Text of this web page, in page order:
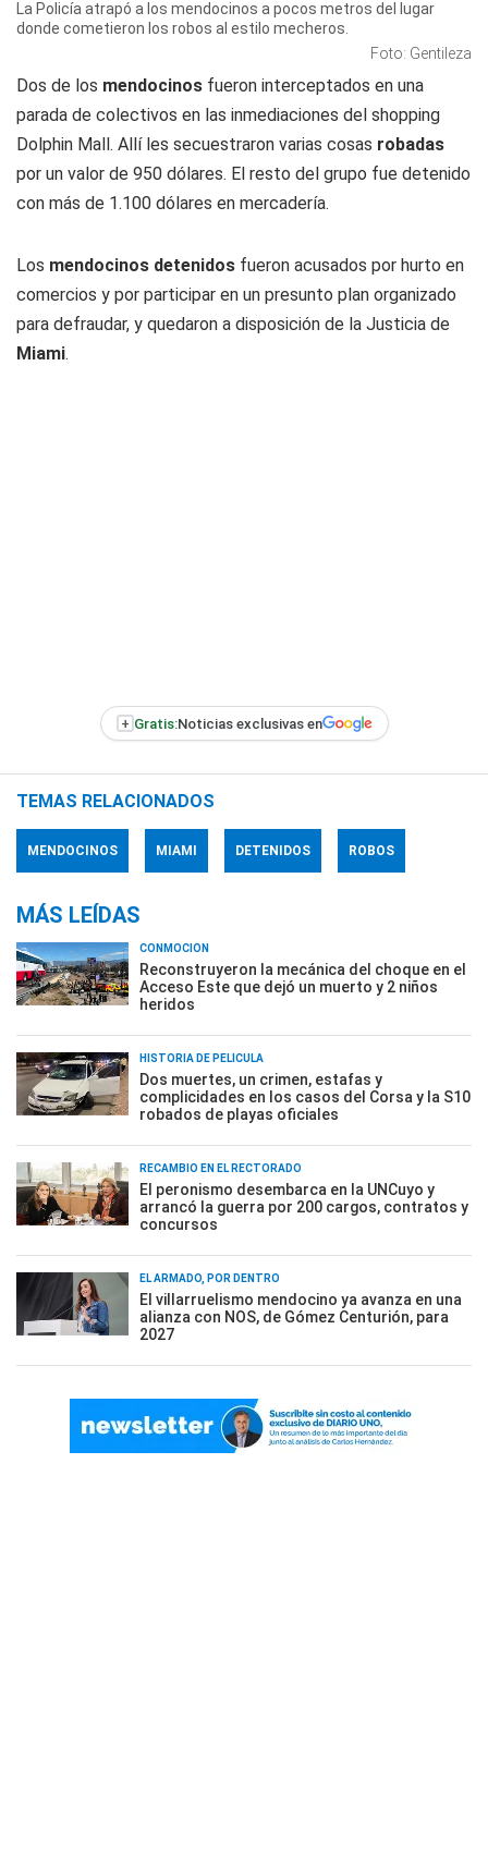
La Policía atrapó a los mendocinos a pocos metros del lugar
donde cometieron los robos al estilo mecheros.
Foto: Gentileza
Dos de los mendocinos fueron interceptados en una
parada de colectivos en las inmediaciones del shopping
Dolphin Mall. Allí les secuestraron varias cosas robadas
por un valor de 950 dólares. El resto del grupo fue detenido
con más de 1.100 dólares en mercadería.
Los mendocinos detenidos fueron acusados por hurto en
comercios y por participar en un presunto plan organizado
para defraudar, y quedaron a disposición de la Justicia de
Miami.
+ Gratis:Noticias exclusivas en
TEMAS RELACIONADOS
MENDOCINOS MIAMI DETENIDOS ROBOS
MÁS LEÍDAS
CONMOCIÓN
Reconstruyeron la mecánica del choque en el
Acceso Este que dejó un muerto y 2 niños
heridos
HISTORIA DE PELÍCULA
Dos muertes, un crimen, estafas y
complicidades en los casos del Corsa y la S10
robados de playas oficiales
RECAMBIO EN EL RECTORADO
El peronismo desembarca en la UNCuyo y
arrancó la guerra por 200 cargos, contratos y
concursos
EL ARMADO, POR DENTRO
El villarruelismo mendocino ya avanza en una
alianza con NOS, de Gómez Centurión, para
2027